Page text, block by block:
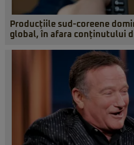
Producțiile sud-coreene
global, în afara conținutului